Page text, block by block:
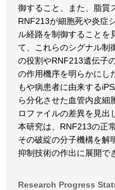
御すること、また、脂質
RNF213が細胞死や炎症
ル経路を制御することを
て、これらのシグナル制
の役割やRNF213遺伝子
の作用機序を明らかにし
もや病患者に由来する
ら分化させた血管内皮細
ロファイルの差異を見出
本研究は、RNF213の正
その破綻の分子機構を解
抑制技術の作出に展開で
Research Progress